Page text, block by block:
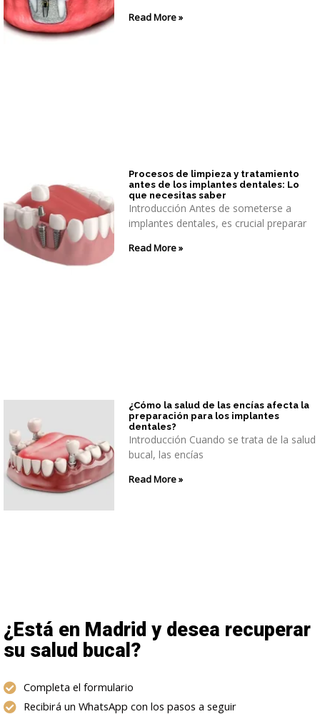
Read More »
Procesos de limpieza y tratamiento
antes de los implantes dentales: Lo
que necesitas saber
Introducción Antes de someterse a
implantes dentales, es crucial preparar
Read More »
¿Cómo la salud de las encías afecta la
preparación para los implantes
dentales?
Introducción Cuando se trata de la salud
bucal, las encías
Read More »
¿Está en Madrid y desea recuperar
su salud bucal?
Completa el formulario
Recibirá un WhatsApp con los pasos a seguir